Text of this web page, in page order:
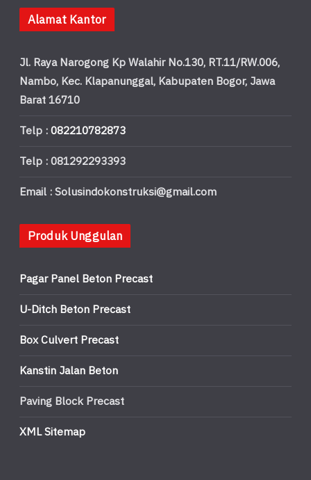
Alamat Kantor
Jl. Raya Narogong Kp Walahir No.130, RT.11/RW.006,
Nambo, Kec. Klapanunggal, Kabupaten Bogor, Jawa
Barat 16710
Telp :082210782873
Telp : 081292293393
Email : Solusindokonstruksi@gmail.com
Produk Unggulan
Pagar Panel Beton Precast
U-Ditch Beton Precast
Box Culvert Precast
Kanstin Jalan Beton
Paving Block Precast
XML Sitemap